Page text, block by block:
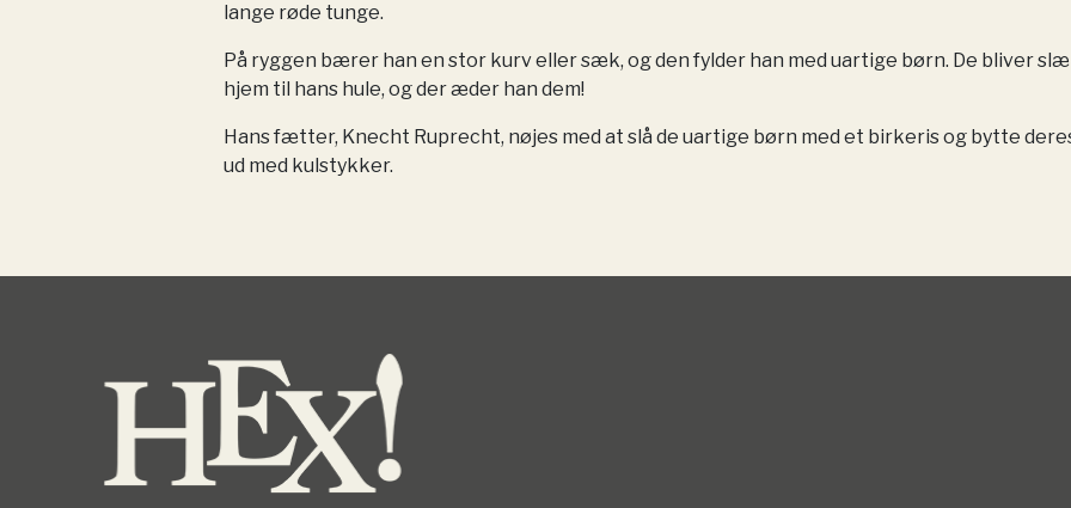
lange røde tunge.
På ryggen bærer han en stor kurv eller sæk, og den fylder han med uartige børn. De bliver
hjem til hans hule, og der æder han dem!
Hans fætter, Knecht Ruprecht, nøjes med at slå de uartige børn med et birkeris og bytte
ud med kulstykker.